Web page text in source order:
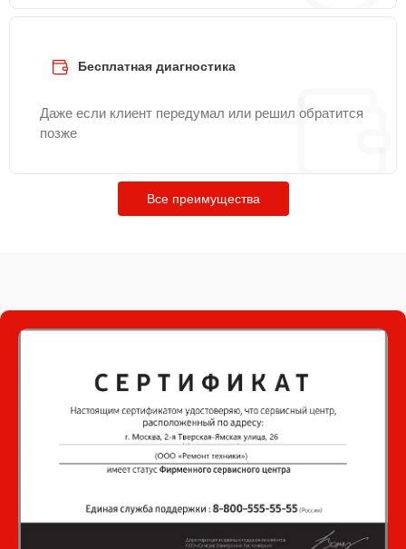
Бесплатная диагностика
Даже если клиент передумал или решил обратится
позже
Все преимущества